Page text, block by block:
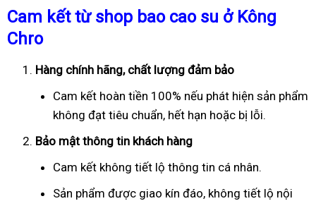
Cam kết từ shop bao cao su ở Kông
Chro
Hàng chính hãng, chất lượng đảm bảo
Cam kết hoàn tiền 100% nếu phát hiện sản phẩm
không đạt tiêu chuẩn, hết hạn hoặc bị lỗi.
Bảo mật thông tin khách hàng
Cam kết không tiết lộ thông tin cá nhân.
Sản phẩm được giao kín đáo, không tiết lộ nội